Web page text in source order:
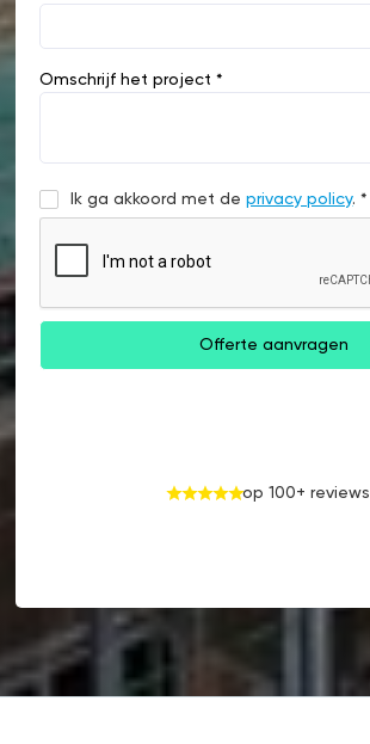
Omschrijf het project *
Ik ga akkoord met deprivacy policy. *
op 100+ reviews